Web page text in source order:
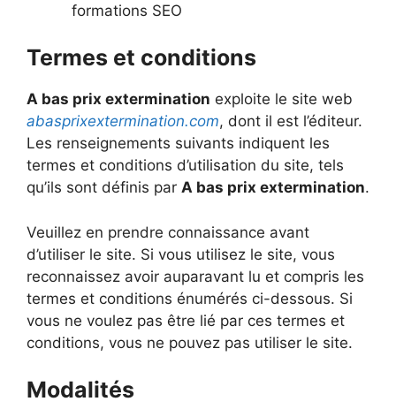
formations SEO
Termes et conditions
A bas prix extermination exploite le site web
abasprixextermination.com, dont il est l’éditeur.
Les renseignements suivants indiquent les
termes et conditions d’utilisation du site, tels
qu’ils sont définis par A bas prix extermination.
Veuillez en prendre connaissance avant
d’utiliser le site. Si vous utilisez le site, vous
reconnaissez avoir auparavant lu et compris les
termes et conditions énumérés ci-dessous. Si
vous ne voulez pas être lié par ces termes et
conditions, vous ne pouvez pas utiliser le site.
Modalités